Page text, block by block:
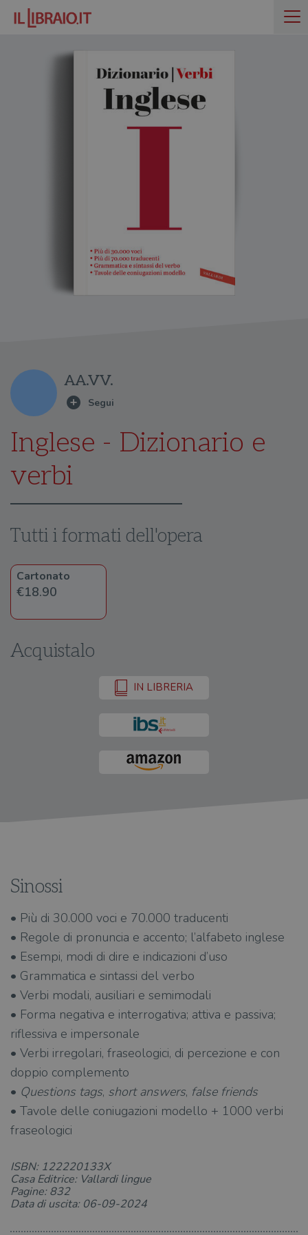
AA.VV.
Inglese - Dizionario e
verbi
Tutti i formati dell'opera
Cartonato
€18.90
Acquistalo
IN LIBRERIA
Sinossi
• Più di 30.000 voci e 70.000 traducenti
• Regole di pronuncia e accento; l’alfabeto inglese
• Esempi, modi di dire e indicazioni d’uso
• Grammatica e sintassi del verbo
• Verbi modali, ausiliari e semimodali
• Forma negativa e interrogativa; attiva e passiva;
riflessiva e impersonale
• Verbi irregolari, fraseologici, di percezione e con
doppio complemento
• Questions tags, short answers, false friends
• Tavole delle coniugazioni modello + 1000 verbi
fraseologici
ISBN: 122220133X
Casa Editrice: Vallardi lingue
Pagine: 832
Data di uscita: 06-09-2024